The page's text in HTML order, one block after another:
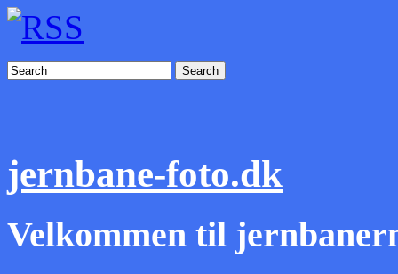
Search
jernbane-foto.dk
Velkommen til